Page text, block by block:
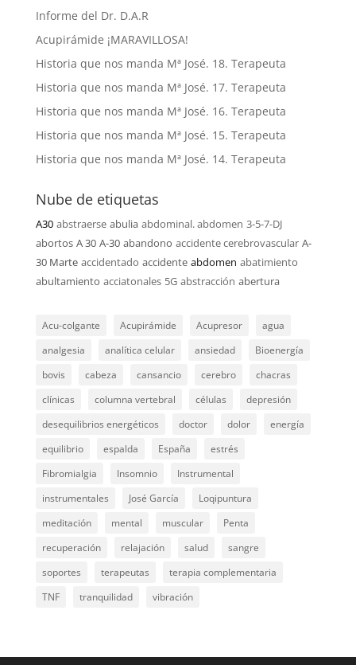
Informe del Dr. D.A.R
Acupirámide ¡MARAVILLOSA!
Historia que nos manda Mª José. 18. Terapeuta
Historia que nos manda Mª José. 17. Terapeuta
Historia que nos manda Mª José. 16. Terapeuta
Historia que nos manda Mª José. 15. Terapeuta
Historia que nos manda Mª José. 14. Terapeuta
Nube de etiquetas
A30 abstraerse abulia abdominal. abdomen 3-5-7-DJ
abortos A 30 A-30 abandono accidente cerebrovascular A-
30 Marte accidentado accidente abdomen abatimiento
abultamiento acciatonales 5G abstracción abertura
Acu-colgante Acupirámide Acupresor
agua
analgesia
analítica celular ansiedad
Bioenergía
bovis
cabeza cansancio cerebro
chacras
clínicas
columna vertebral células
depresión
desequilibrios energéticos
doctor dolor
energía
equilibrio
espalda España
estrés
Fibromialgia
Insomnio
Instrumental
instrumentales
José García
Loqipuntura
meditación
mental muscular
Penta
recuperación
relajación salud
sangre
soportes
terapeutas
terapia complementaria
TNF
tranquilidad vibración